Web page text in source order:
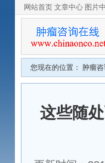
网站首页 文章中心 图片
您现在的位置： 肿瘤
这些随